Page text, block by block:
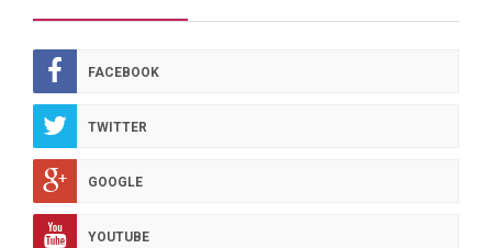
FACEBOOK
TWITTER
GOOGLE
YOUTUBE